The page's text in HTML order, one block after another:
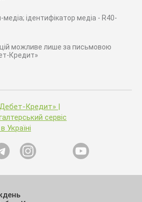
ідентифікатор медіа - R40-
можливе лише за письмовою
Кредит»